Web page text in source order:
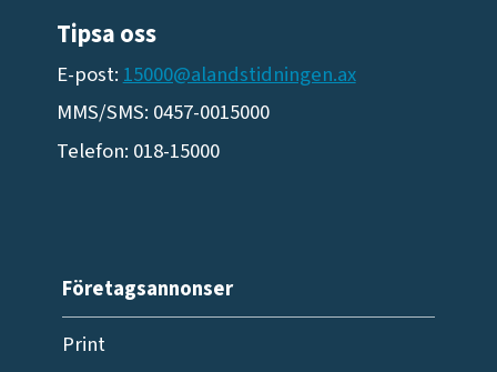
Tipsa oss
E-post: 15000@alandstidningen.ax
MMS/SMS: 0457-0015000
Telefon: 018-15000
Företagsannonser
Print